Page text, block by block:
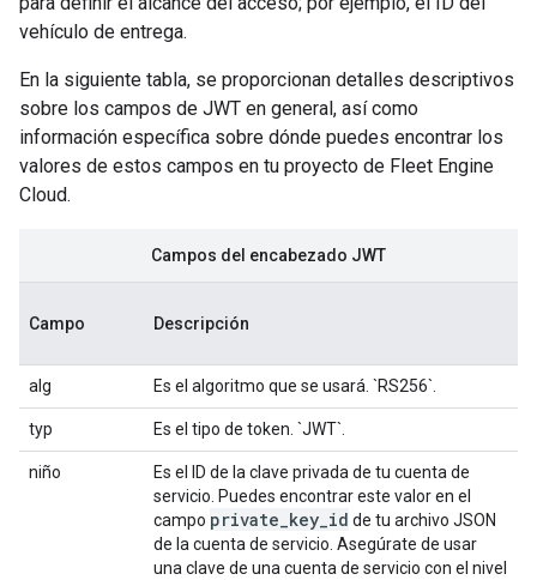
vehículo de entrega.
En la siguiente tabla, se proporcionan detalles descriptivos
sobre los campos de JWT en general, así como
información específica sobre dónde puedes encontrar los
valores de estos campos en tu proyecto de Fleet Engine
Cloud.
Campos del encabezado JWT
Campo Descripción
alg Es el algoritmo que se usará. `RS256`.
typ Es el tipo de token. `JWT`.
niño
Es el ID de la clave privada de tu cuenta de
servicio. Puedes encontrar este valor en el
campo private_key_id de tu archivo JSON
de la cuenta de servicio. Asegúrate de usar
una clave de una cuenta de servicio con el nivel